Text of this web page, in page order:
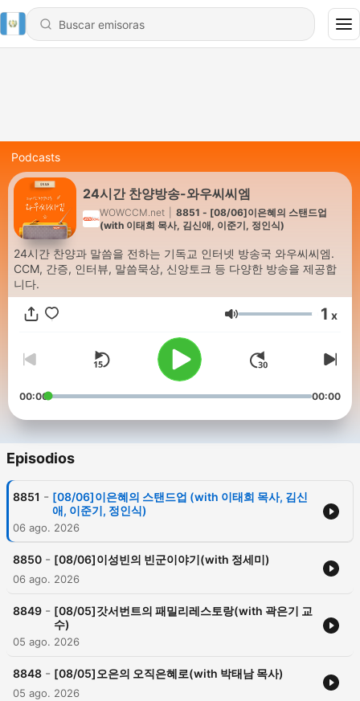
Podcasts
24시간 찬양방송-와우씨씨엠
WOWCCM.net
8851 - [08/06]이은혜의 스탠드업
(with 이태희 목사, 김신애, 이준기, 정인식)
24시간 찬양과 말씀을 전하는 기독교 인터넷 방송국 와우씨씨엠.
CCM, 간증, 인터뷰, 말씀묵상, 신앙토크 등 다양한 방송을 제공합
니다.
Volumen 1 x
00:00 00:00
Episodios
8851 - [08/06]이은혜의 스탠드업 (with 이태희 목사, 김신
애, 이준기, 정인식)
06 ago. 2026
8850 - [08/06]이성빈의 빈군이야기(with 정세미)
06 ago. 2026
8849 - [08/05]갓서번트의 패밀리레스토랑(with 곽은기 교
수)
05 ago. 2026
8848 - [08/05]오은의 오직은혜로(with 박태남 목사)
05 ago. 2026